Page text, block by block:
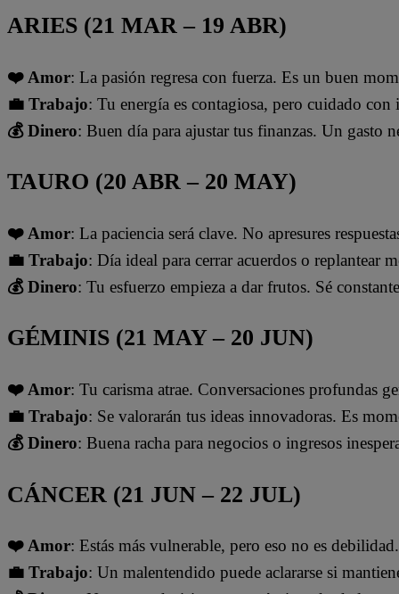
ARIES (21 MAR – 19 ABR)
❤️ Amor: La pasión regresa con fuerza. Es un buen
💼 Trabajo: Tu energía es contagiosa, pero cuidado
💰 Dinero: Buen día para ajustar tus finanzas. Un gasto
TAURO (20 ABR – 20 MAY)
❤️ Amor: La paciencia será clave. No apresures
💼 Trabajo: Día ideal para cerrar acuerdos o replantear
💰 Dinero: Tu esfuerzo empieza a dar frutos. Sé
GÉMINIS (21 MAY – 20 JUN)
❤️ Amor: Tu carisma atrae. Conversaciones profundas
💼 Trabajo: Se valorarán tus ideas innovadoras. Es
💰 Dinero: Buena racha para negocios o ingresos
CÁNCER (21 JUN – 22 JUL)
❤️ Amor: Estás más vulnerable, pero eso no es
💼 Trabajo: Un malentendido puede aclararse si